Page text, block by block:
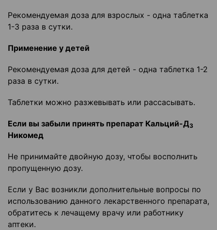
Рекомендуемая доза для взрослых - одна таблетка
1-3 раза в сутки.
Применение у детей
Рекомендуемая доза для детей - одна таблетка 1-2
раза в сутки.
Таблетки можно разжевывать или рассасывать.
Если вы забыли принять препарат Кальций-Д3
Никомед
Не принимайте двойную дозу, чтобы восполнить
пропущенную дозу.
Если у Вас возникли дополнительные вопросы по
использованию данного лекарственного препарата,
обратитесь к лечащему врачу или работнику
аптеки.